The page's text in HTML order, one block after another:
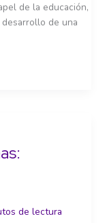
de la educación,
de una
de lectura